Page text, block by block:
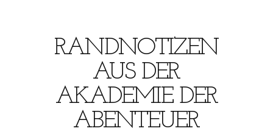
RANDNOTIZEN
AUS DER
AKADEMIE DER
ABENTEUER